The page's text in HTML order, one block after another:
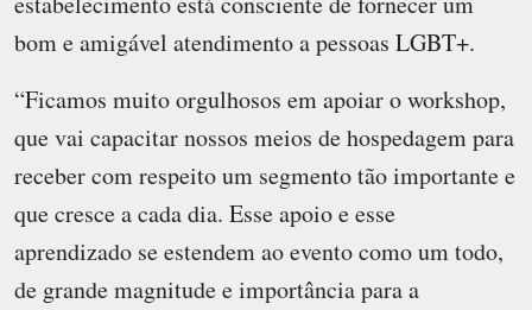
bom e amigável atendimento a pessoas LGBT+.
“Ficamos muito orgulhosos em apoiar o workshop,
que vai capacitar nossos meios de hospedagem para
receber com respeito um segmento tão importante e
que cresce a cada dia. Esse apoio e esse
aprendizado se estendem ao evento como um todo,
de grande magnitude e importância para a